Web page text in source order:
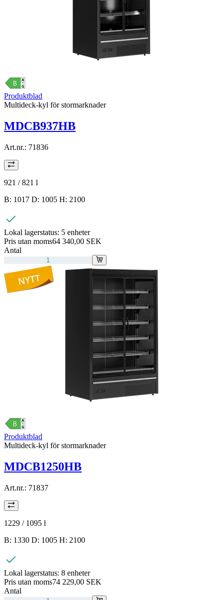
Produktblad
Multideck-kyl för stormarknader
MDCB937HB
Art.nr.: 71836
921 / 821 l
B: 1017 D: 1005 H: 2100
Lokal lagerstatus: 5 enheter
Pris utan moms64 340,00 SEK
Antal
Produktblad
Multideck-kyl för stormarknader
MDCB1250HB
Art.nr.: 71837
1229 / 1095 l
B: 1330 D: 1005 H: 2100
Lokal lagerstatus: 8 enheter
Pris utan moms74 229,00 SEK
Antal